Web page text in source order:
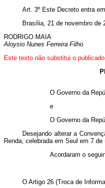
Art. 3º Este Decreto entra
Brasília, 21 de novembro de
RODRIGO MAIA
Aloysio Nunes Ferreira Filho
Este texto não substitui o
O Governo da
e
O Governo da
Desejando alterar a
Renda, celebrada em Seul em 7 de
Acordaram o
O Artigo 26 (Troca de